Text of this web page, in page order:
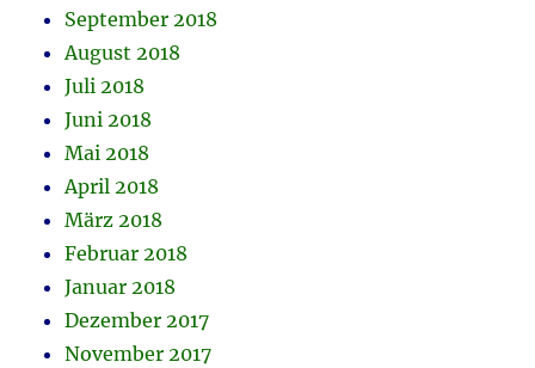
September 2018
August 2018
Juli 2018
Juni 2018
Mai 2018
April 2018
März 2018
Februar 2018
Januar 2018
Dezember 2017
November 2017